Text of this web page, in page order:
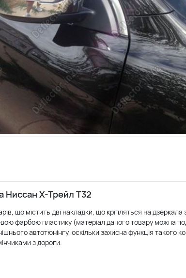
Ниссан Х-Трейл Т32
що містить дві накладки, що кріпляться на
фарбою пластику (матеріал даного товару можна
автотюнінгу, оскільки захисна функція такого
з дороги.